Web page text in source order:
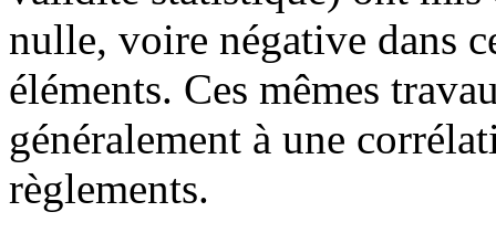
nulle, voire négative dans
éléments. Ces mêmes
généralement à une
règlements.